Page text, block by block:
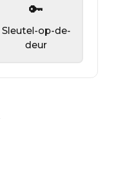
🔑
Sleutel-op-de-
deur